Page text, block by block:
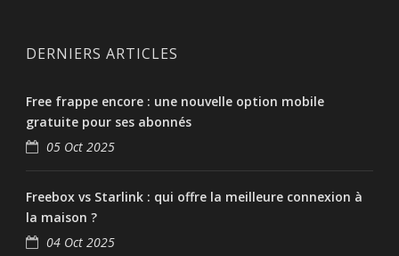
DERNIERS ARTICLES
Free frappe encore : une nouvelle option mobile
gratuite pour ses abonnés
05 Oct 2025
Freebox vs Starlink : qui offre la meilleure connexion à
la maison ?
04 Oct 2025